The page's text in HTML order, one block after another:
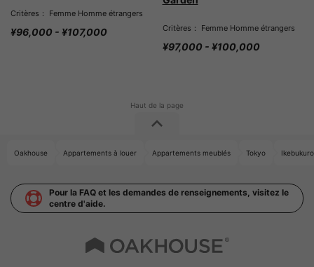
Critères： Femme Homme étrangers
¥96,000 - ¥107,000 Critères： Femme Homme étrangers
¥97,000 - ¥100,000
Oakhouse Appartements à louer Appartements meublés Tokyo
Pour la FAQ et les demandes de renseignements, visitez le
centre d'aide.